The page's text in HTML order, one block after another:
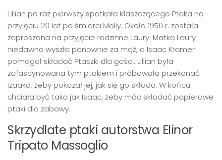
Lillian po raz pierwszy spotkała Klaszczącego Ptaka na
przyjęciu 20 lat po śmierci Molly. Około 1950 r. została
zaproszona na przyjęcie rodzinne Laury. Matka Laury
niedawno wyszła ponownie za mąż, a Isaac Kramer
pomagał składać Ptaszki dla gości. Lillian była
zafascynowana tym ptakiem i próbowała przekonać
Izaaka, żeby pokazał jej, jak się go składa. W końcu
chciała być taka jak Isaac, żeby móc składać papierowe
ptaki dla zabawy.
Skrzydlate ptaki autorstwa Elinor
Tripato Massoglio